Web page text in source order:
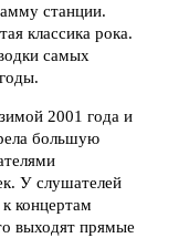
станции.
классика рока.
самых
2001 года и
большую
У слушателей
концертам
выходят прямые